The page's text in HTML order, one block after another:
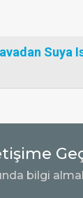
Suya
bilgi